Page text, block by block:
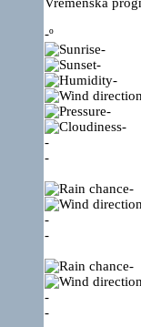
-º
-
-
-
-
-
-
-
-
-
-
-
-
-